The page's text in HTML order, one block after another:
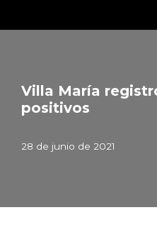
Villa María
positivos
28 de junio de 2021